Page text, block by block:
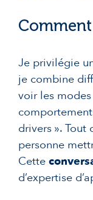
Je privilégie
je combine
voir les
drivers ».
personne
Cette
d’expertise